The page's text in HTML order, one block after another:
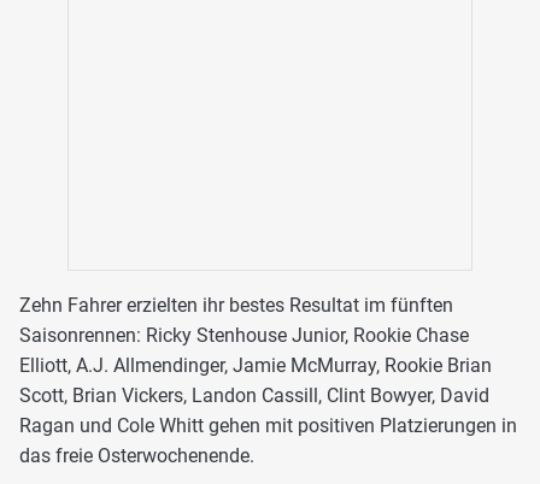
Zehn Fahrer erzielten ihr bestes Resultat im fünften
Saisonrennen: Ricky Stenhouse Junior, Rookie Chase
Elliott, A.J. Allmendinger, Jamie McMurray, Rookie Brian
Scott, Brian Vickers, Landon Cassill, Clint Bowyer, David
Ragan und Cole Whitt gehen mit positiven Platzierungen in
das freie Osterwochenende.